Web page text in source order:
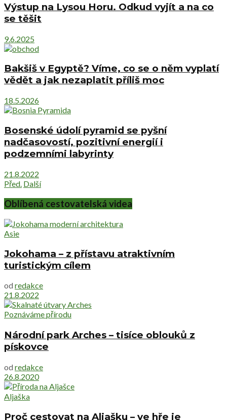
Výstup na Lysou Horu. Odkud vyjít a na co
se těšit
9.6.2025
Bakšiš v Egyptě? Víme, co se o něm vyplatí
vědět a jak nezaplatit příliš moc
18.5.2026
Bosenské údolí pyramid se pyšní
nadčasovostí, pozitivní energií i
podzemními labyrinty
21.8.2022
Před. Další
Oblíbená cestovatelská videa
Asie
Jokohama – z přístavu atraktivním
turistickým cílem
od redakce
21.8.2022
Poznáváme přírodu
Národní park Arches – tisíce oblouků z
pískovce
od redakce
26.8.2020
Aljaška
Proč cestovat na Aljašku – ve hře je